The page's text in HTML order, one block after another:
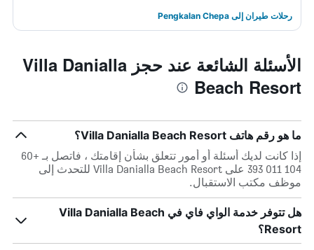
رحلات طيران إلى Pengkalan Chepa
الأسئلة الشائعة عند حجز Villa Danialla
Beach Resort
ما هو رقم هاتف Villa Danialla Beach Resort؟
إذا كانت لديك أسئلة أو أمور تتعلق بشأن إقامتك ، فاتصل بـ +60
104 011 393 على Villa Danialla Beach Resort للتحدث إلى
موظف مكتب الاستقبال.
هل تتوفر خدمة الواي فاي في Villa Danialla Beach
Resort؟